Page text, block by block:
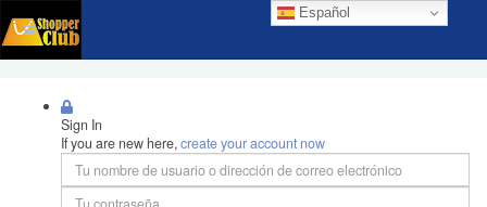
Español
Sign In
If you are new here,create your account now